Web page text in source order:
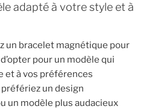
adapté à votre style et à
un bracelet magnétique pour
pour un modèle qui
et à vos préférences
un design
un modèle plus audacieux